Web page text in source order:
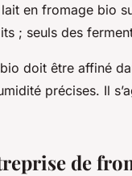
en fromage bio
; seuls des
doit être affiné
précises. Il
de